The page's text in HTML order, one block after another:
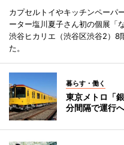
カプセルトイやキッチンペーパ
ーター塩川夏子さん初の個展「
渋谷ヒカリエ（渋谷区渋谷2）8
た。
暮らす・働く
東京メトロ「
分間隔で運行へ